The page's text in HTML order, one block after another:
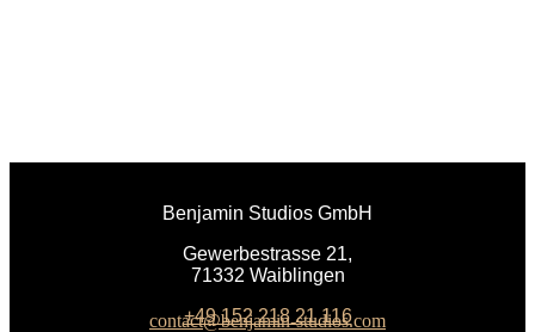
Benjamin Studios GmbH
Gewerbestrasse 21,
71332 Waiblingen
+49 152 218 21 116
contact@benjamin-studios.com